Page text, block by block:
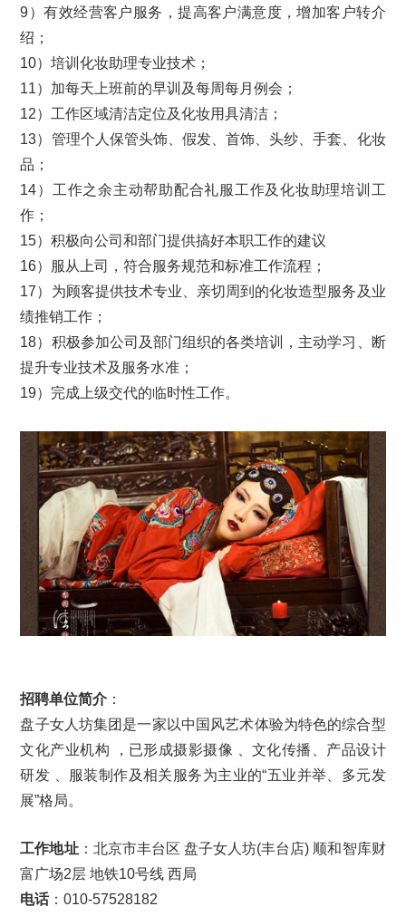
9）有效经营客户服务，提高客户满意度，增加客户转介
绍；
10）培训化妆助理专业技术；
11）加每天上班前的早训及每周每月例会；
12）工作区域清洁定位及化妆用具清洁；
13）管理个人保管头饰、假发、首饰、头纱、手套、化妆
品；
14）工作之余主动帮助配合礼服工作及化妆助理培训工
作；
15）积极向公司和部门提供搞好本职工作的建议
16）服从上司，符合服务规范和标准工作流程；
17）为顾客提供技术专业、亲切周到的化妆造型服务及业
绩推销工作；
18）积极参加公司及部门组织的各类培训，主动学习、断
提升专业技术及服务水准；
19）完成上级交代的临时性工作。
招聘单位简介 ：
盘子女人坊集团是一家以中国风艺术体验为特色的综合型
文化产业机构 ，已形成摄影摄像 、文化传播、产品设计
研发 、服装制作及相关服务为主业的“五业并举、多元发
展”格局。
工作地址：北京市丰台区 盘子女人坊(丰台店) 顺和智库财
富广场2层 地铁10号线 西局
电话：010-57528182